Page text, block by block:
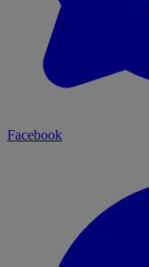
Facebook